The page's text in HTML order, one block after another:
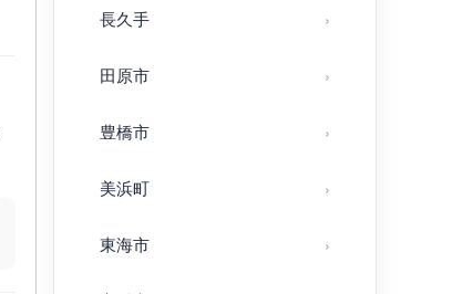
長久手
田原市
豊橋市
美浜町
東海市